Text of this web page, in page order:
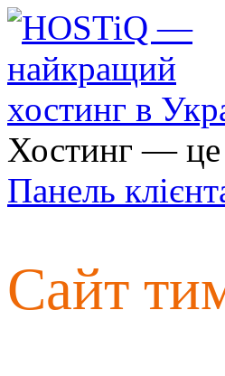
Хостинг —
Панель
Сайт